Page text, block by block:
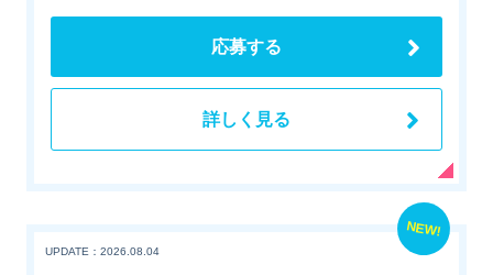
応募する
詳しく見る
NEW!
UPDATE：2026.08.04